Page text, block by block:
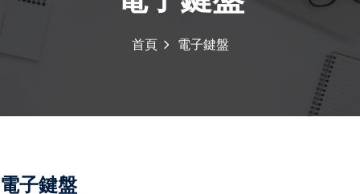
為小學、中學及公開試
年補習經驗，教學靈
首頁 電子鍵盤
電子鍵盤